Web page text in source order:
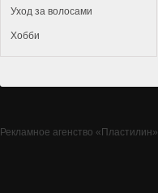
Уход за волосами
Хобби
Рекламное агенство «Пластилин»